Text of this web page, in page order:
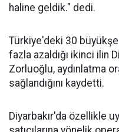
haline geldik." dedi.
Türkiye'deki 30
fazla azaldığı ikinci ilin
Zorluoğlu, aydınlatma
sağlandığını kaydetti.
Diyarbakır'da özellikle